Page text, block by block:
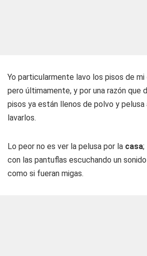
Yo particularmente lavo los pisos de mi
pero últimamente, y por una razón que
pisos ya están llenos de polvo y pelusa
lavarlos.
Lo peor no es ver la pelusa por la casa;
con las pantuflas escuchando un
como si fueran migas.